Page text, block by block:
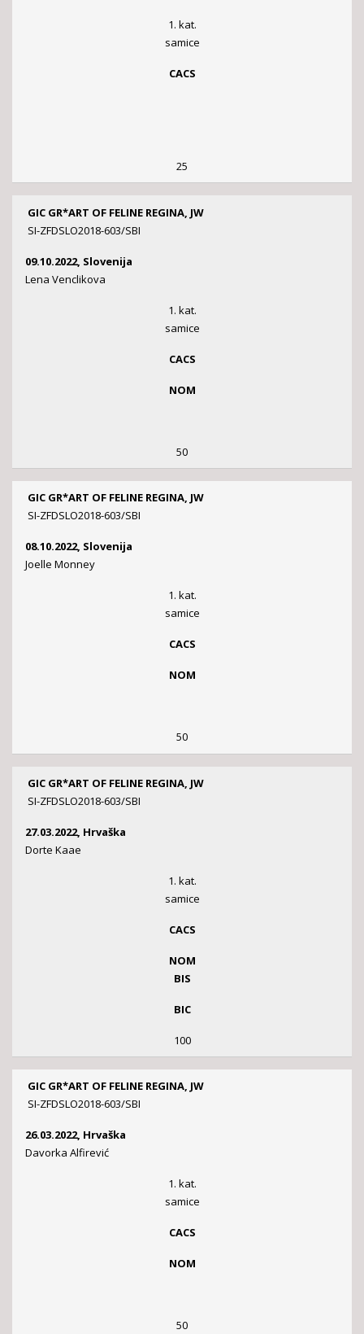
1. kat.
samice
CACS
25
GIC GR*ART OF FELINE REGINA, JW
SI-ZFDSLO2018-603/SBI
09.10.2022, Slovenija
Lena Venclikova
1. kat.
samice
CACS
NOM
50
GIC GR*ART OF FELINE REGINA, JW
SI-ZFDSLO2018-603/SBI
08.10.2022, Slovenija
Joelle Monney
1. kat.
samice
CACS
NOM
50
GIC GR*ART OF FELINE REGINA, JW
SI-ZFDSLO2018-603/SBI
27.03.2022, Hrvaška
Dorte Kaae
1. kat.
samice
CACS
NOM
BIS
BIC
100
GIC GR*ART OF FELINE REGINA, JW
SI-ZFDSLO2018-603/SBI
26.03.2022, Hrvaška
Davorka Alfirević
1. kat.
samice
CACS
NOM
50